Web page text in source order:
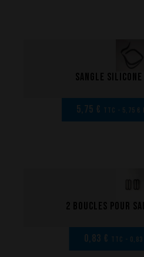
Sangle
5,75 € TTC - 5,75 €
2 Boucles pour
0,83 € TTC -